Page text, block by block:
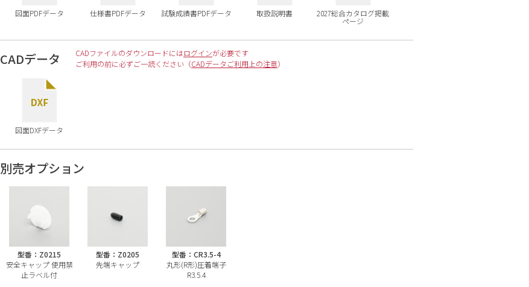
図面PDFデータ 仕様書PDFデータ 試験成績書PDFデータ 取扱説明書 2027総合カタログ掲載
ページ
CADデータ CADファイルのダウンロードにはログインが必要です
ご利用の前に必ずご一読ください（CADデータご利用上の注意）
図面DXFデータ
別売オプション
型番：Z0215
安全キャップ 使用禁
止ラベル付
型番：Z0205
先端キャップ
型番：CR3.5-4
丸形(R形)圧着端子
R3.5.4